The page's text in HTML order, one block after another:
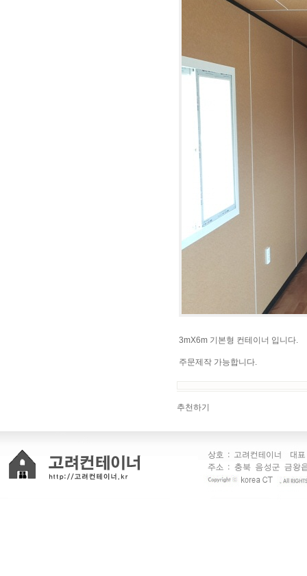
3mX6m 기본형 컨테이너 입니다.
주문제작 가능합니다.
추천하기